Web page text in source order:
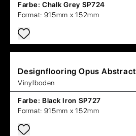
Farbe: Chalk Grey SP724
Format: 915mm x 152mm
Designflooring Opus Abstract
Vinylboden
Farbe: Black Iron SP727
Format: 915mm x 152mm